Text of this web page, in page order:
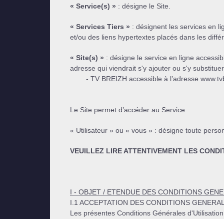
« Service(s) » : désigne le Site.
« Services Tiers » : désignent les services en
et/ou des liens hypertextes placés dans les
« Site(s) » : désigne le service en ligne
adresse qui viendrait s'y ajouter ou s'y
- TV BREIZH accessible à l’adresse
Le Site permet d’accéder au Service.
« Utilisateur » ou « vous » : désigne toute
VEUILLEZ LIRE ATTENTIVEMENT LES
I - OBJET / ETENDUE DES CONDITIONS
I.1 ACCEPTATION DES CONDITIONS
Les présentes Conditions Générales